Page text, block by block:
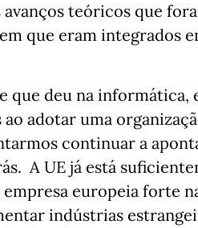
teóricos que
que eram integrados
que deu na
adotar uma
continuar a
A UE já está
europeia forte
indústrias